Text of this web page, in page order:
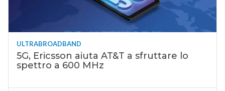
ULTRABROADBAND
5G, Ericsson aiuta AT&T a sfruttare lo
spettro a 600 MHz